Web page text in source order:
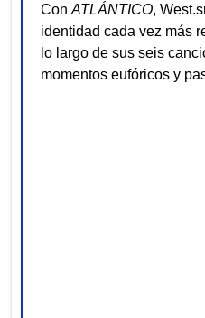
Con ATLÁNTICO,
identidad cada vez más
lo largo de sus seis
momentos eufóricos y